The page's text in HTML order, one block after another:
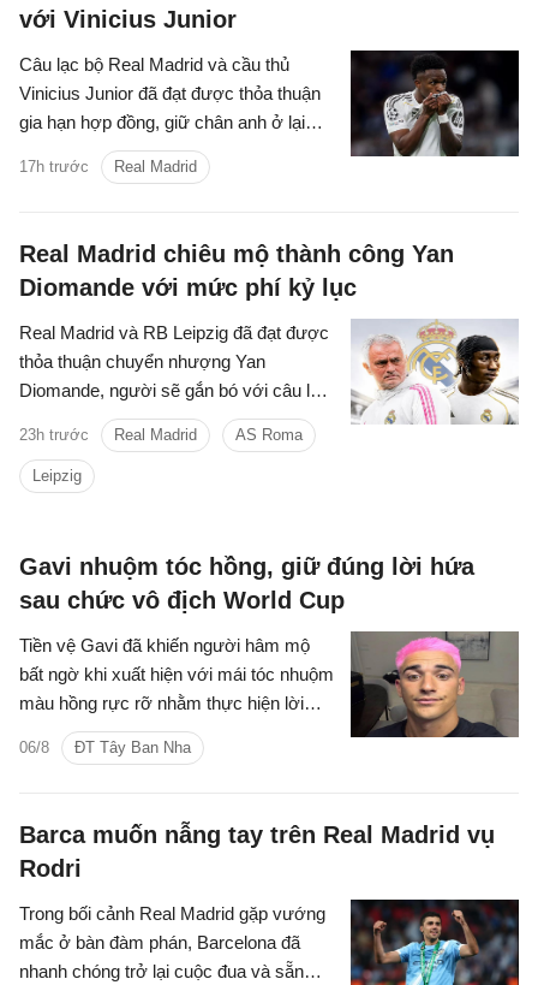
với Vinicius Junior
Câu lạc bộ Real Madrid và cầu thủ
Vinicius Junior đã đạt được thỏa thuận
gia hạn hợp đồng, giữ chân anh ở lại
câu lạc bộ đến ngày 30 tháng 6 năm
17h trước Real Madrid
Real Madrid chiêu mộ thành công Yan
Diomande với mức phí kỷ lục
Real Madrid và RB Leipzig đã đạt được
thỏa thuận chuyển nhượng Yan
Diomande, người sẽ gắn bó với câu lạc
bộ trong 7 mùa giải tiếp theo, cho đến
ngày 30 tháng 6 năm 2033.
23h trước Real Madrid AS Roma
Leipzig
Gavi nhuộm tóc hồng, giữ đúng lời hứa
sau chức vô địch World Cup
Tiền vệ Gavi đã khiến người hâm mộ
bất ngờ khi xuất hiện với mái tóc nhuộm
màu hồng rực rỡ nhằm thực hiện lời
hứa từng đưa ra nếu tuyển Tây Ban
Nha vô địch World Cup 2026.
06/8 ĐT Tây Ban Nha
Barca muốn nẫng tay trên Real Madrid vụ
Rodri
Trong bối cảnh Real Madrid gặp vướng
mắc ở bàn đàm phán, Barcelona đã
nhanh chóng trở lại cuộc đua và sẵn